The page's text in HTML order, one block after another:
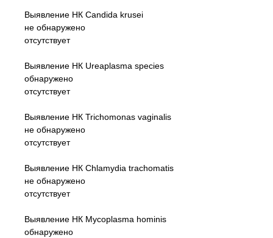
Выявление НК Candida krusei
не обнаружено
отсутствует
Выявление НК Ureaplasma species
обнаружено
отсутствует
Выявление НК Trichomonas vaginalis
не обнаружено
отсутствует
Выявление НК Chlamydia trachomatis
не обнаружено
отсутствует
Выявление НК Mycoplasma hominis
обнаружено